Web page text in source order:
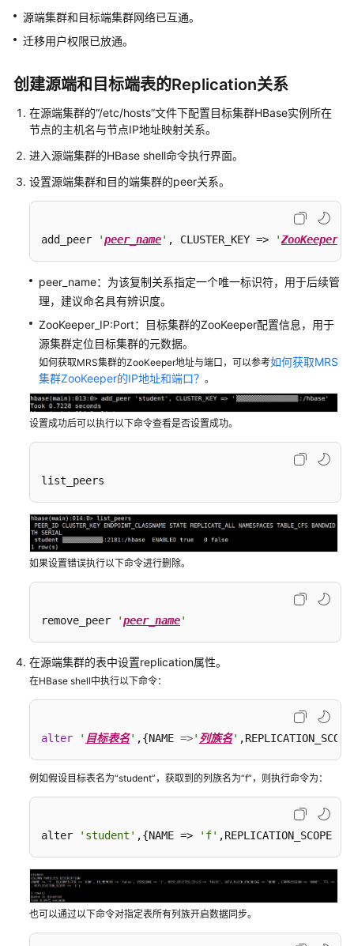
HDFS
据
OBS
通
过
distcp
移
自
集
数
据
至
MRS
集
群
使
用
务
迁
移
HBase
数
据
集
群
力
迁
移
HBase
据
MRS
集
群
源端集群和目标端集群网络已互通。
迁移用户权限已放通。
创建源端和目标端表的Replication关系
在源端集群的“/etc/hosts”文件下配置目标集群HBase实例所在
节点的主机名与节点IP地址映射关系。
进入源端集群的HBase shell命令执行界面。
设置源端集群和目的端集群的peer关系。
add_peer 'peer_name' , CLUSTER_KEY => '
peer_name：为该复制关系指定一个唯一标识符，用于后续管
理，建议命名具有辨识度。
ZooKeeper_IP:Port：目标集群的ZooKeeper配置信息，用于
源集群定位目标集群的元数据。
如何获取MRS集群的ZooKeeper地址与端口，可以参考如何获取MRS
集群ZooKeeper的IP地址和端口？ 。
设置成功后可以执行以下命令查看是否设置成功。
list_peers
如果设置错误执行以下命令进行删除。
remove_peer 'peer_name'
在源端集群的表中设置replication属性。
在HBase shell中执行以下命令：
alter ' 目标表名' ,{NAME =>' 列族名'
例如假设目标表名为“student”，获取到的列族名为“f”，则执行命令为：
alter 'student' ,{NAME => 'f' ,REPLICATION_SCOPE
也可以通过以下命令对指定表所有列族开启数据同步。